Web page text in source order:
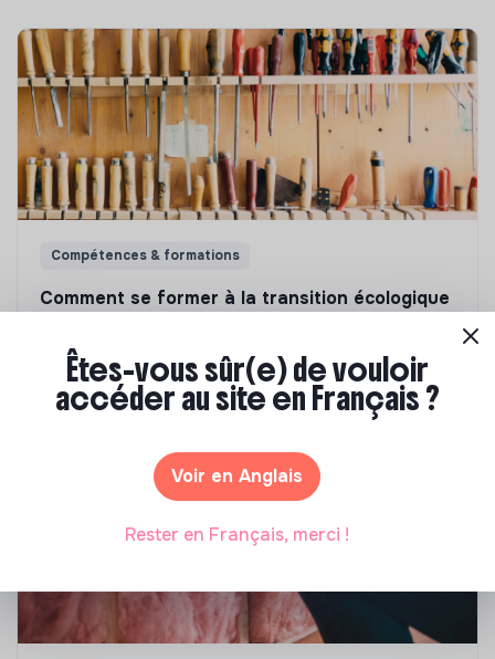
Compétences & formations
Comment se former à la transition écologique
Marianne Roussel •09 janvier 2024
Êtes-vous sûr(e) de vouloir
accéder au site en Français ?
Voir en Anglais
Rester en Français, merci !